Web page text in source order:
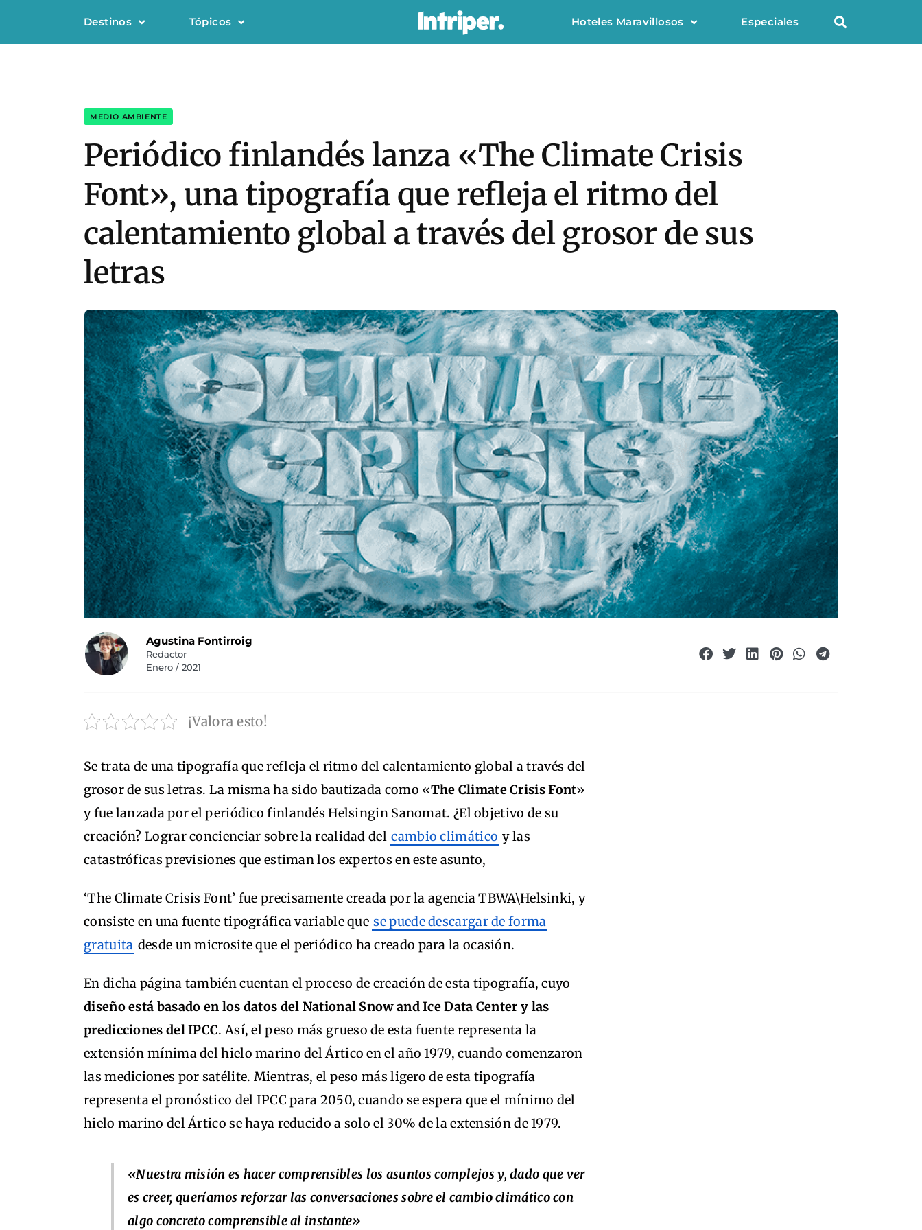
Destinos Tópicos Hoteles Maravillosos Especiales
MEDIO AMBIENTE
Periódico finlandés lanza «The Climate Crisis
Font», una tipografía que refleja el ritmo del
calentamiento global a través del grosor de sus
letras
Agustina Fontirroig
Redactor
Enero / 2021
¡Valora esto!
Se trata de una tipografía que refleja el ritmo del calentamiento global a través del
grosor de sus letras. La misma ha sido bautizada como «The Climate Crisis Font»
y fue lanzada por el periódico finlandés Helsingin Sanomat. ¿El objetivo de su
creación? Lograr concienciar sobre la realidad del cambio climático y las
catastróficas previsiones que estiman los expertos en este asunto,
‘The Climate Crisis Font’ fue precisamente creada por la agencia TBWA\Helsinki, y
consiste en una fuente tipográfica variable que se puede descargar de forma
gratuita desde un microsite que el periódico ha creado para la ocasión.
En dicha página también cuentan el proceso de creación de esta tipografía, cuyo
diseño está basado en los datos del National Snow and Ice Data Center y las
predicciones del IPCC. Así, el peso más grueso de esta fuente representa la
extensión mínima del hielo marino del Ártico en el año 1979, cuando comenzaron
las mediciones por satélite. Mientras, el peso más ligero de esta tipografía
representa el pronóstico del IPCC para 2050, cuando se espera que el mínimo del
hielo marino del Ártico se haya reducido a solo el 30% de la extensión de 1979.
«Nuestra misión es hacer comprensibles los asuntos complejos y, dado que ver
es creer, queríamos reforzar las conversaciones sobre el cambio climático con
algo concreto comprensible al instante»